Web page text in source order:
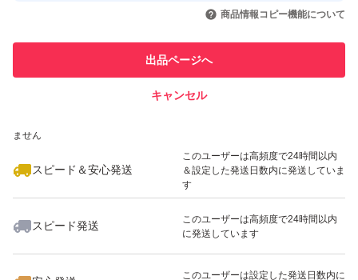
引を完了させた実績があります
での取引実績があります
ません
スピード＆安心発送
このユーザーは高頻度で24時間以内
＆設定した発送日数内に発送していま
す
スピード発送
このユーザーは高頻度で24時間以内
に発送しています
このユーザーは設定した発送日数内に
商品情報コピー機能について
出品ページへ
キャンセル
いいね！
2,980